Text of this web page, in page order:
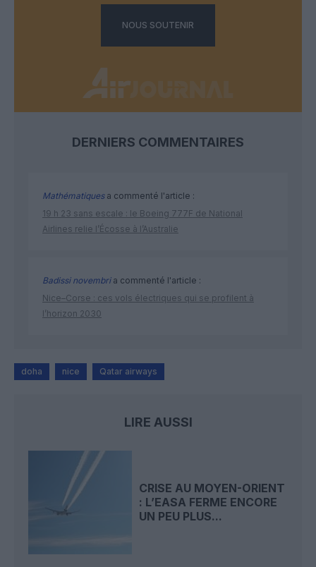
NOUS SOUTENIR
DERNIERS COMMENTAIRES
Mathématiquesa commenté l'article :
19 h 23 sans escale : le Boeing 777F de National
Airlines relie l’Écosse à l’Australie
Badissi novembria commenté l'article :
Nice–Corse : ces vols électriques qui se profilent à
l’horizon 2030
doha nice Qatar airways
LIRE AUSSI
CRISE AU MOYEN-ORIENT
: L’EASA FERME ENCORE
UN PEU PLUS...